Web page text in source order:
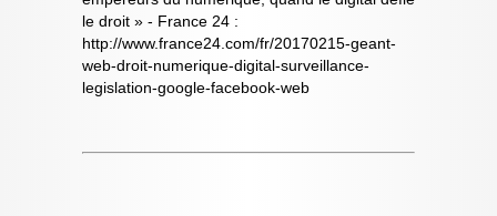
le droit » - France 24 :
http://www.france24.com/fr/20170215-geant-
web-droit-numerique-digital-surveillance-
legislation-google-facebook-web